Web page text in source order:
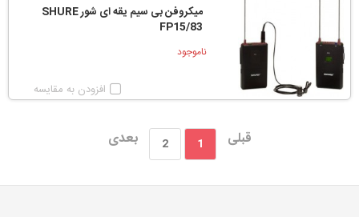
میکروفن بی سیم یقه ای شور SHURE
FP15/83
ناموجود
افزودن به مقایسه
قبلی 1
2 بعدی